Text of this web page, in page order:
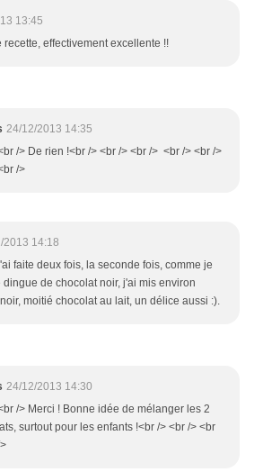
13:45
recette, effectivement excellente !!
24/12/2013 14:35
/> De rien !<br /> <br /> <br /> <br /> <br />
/>
2013 14:18
faite deux fois, la seconde fois, comme je
de chocolat noir, j'ai mis environ
moitié chocolat au lait, un délice aussi :).
24/12/2013 14:30
/> Merci ! Bonne idée de mélanger les 2
surtout pour les enfants !<br /> <br /> <br